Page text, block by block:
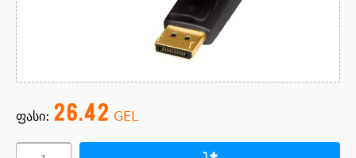
ფასი: 26.42 GEL